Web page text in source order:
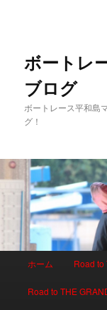
ボートレ
ブログ
ボートレース平和島
グ！
メインコンテン
サブコンテンツ
ホーム Road
Road to THE